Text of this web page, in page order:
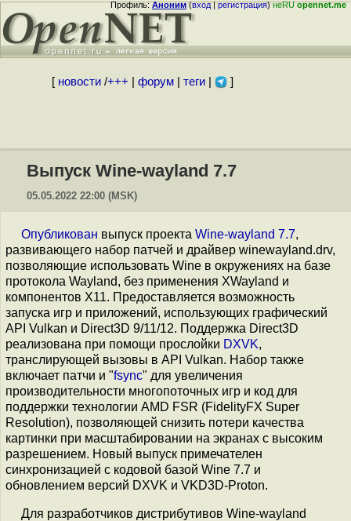
Профиль:Аноним(вход|регистрация)неRUopennet.me
[ новости/+++ форум| теги| ]
Выпуск Wine-wayland 7.7
05.05.2022 22:00 (MSK)
Опубликован выпуск проекта Wine-wayland 7.7,
развивающего набор патчей и драйвер winewayland.drv,
позволяющие использовать Wine в окружениях на базе
протокола Wayland, без применения XWayland и
компонентов X11. Предоставляется возможность
запуска игр и приложений, использующих графический
API Vulkan и Direct3D 9/11/12. Поддержка Direct3D
реализована при помощи прослойки DXVK,
транслирующей вызовы в API Vulkan. Набор также
включает патчи и "fsync" для увеличения
производительности многопоточных игр и код для
поддержки технологии AMD FSR (FidelityFX Super
Resolution), позволяющей снизить потери качества
картинки при масштабировании на экранах с высоким
разрешением. Новый выпуск примечателен
синхронизацией с кодовой базой Wine 7.7 и
обновлением версий DXVK и VKD3D-Proton.
Для разработчиков дистрибутивов Wine-wayland